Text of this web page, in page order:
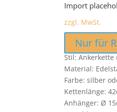
Import
zzgl. MwSt.
Nur für
Stil:
Material:
Farbe: silber
Kettenlänge:
Anhänger: Ø